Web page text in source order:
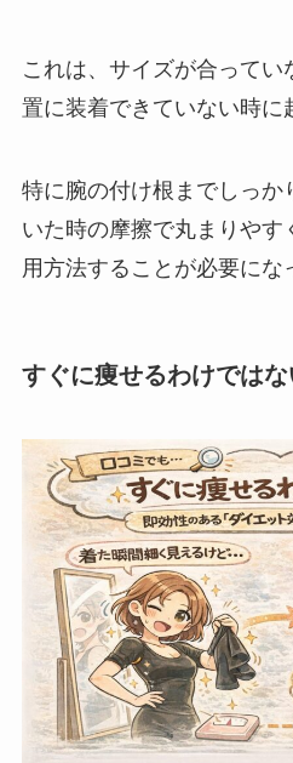
これは、サイズが合ってい
置に装着できていない時に
特に腕の付け根までしっか
いた時の摩擦で丸まりやす
用方法することが必要にな
すぐに痩せるわけではな